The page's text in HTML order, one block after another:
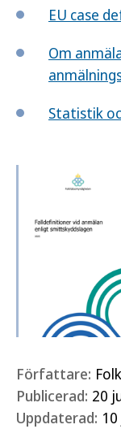
EU case
Om
Statistik
Författare:
Publicerad: 20
Uppdaterad: